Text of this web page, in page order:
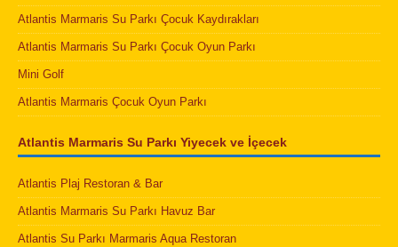
Atlantis Marmaris Su Parkı Çocuk Kaydırakları
Atlantis Marmaris Su Parkı Çocuk Oyun Parkı
Mini Golf
Atlantis Marmaris Çocuk Oyun Parkı
Atlantis Marmaris Su Parkı Yiyecek ve İçecek
Atlantis Plaj Restoran & Bar
Atlantis Marmaris Su Parkı Havuz Bar
Atlantis Su Parkı Marmaris Aqua Restoran